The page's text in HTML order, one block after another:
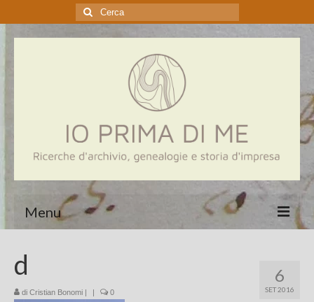
Cerca:
Menu
6
SET 2016
d
di Cristian Bonomi | | 0